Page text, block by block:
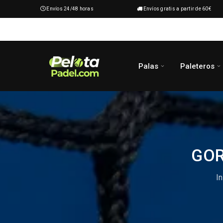
Envíos 24/48 horas Envíos gratis a partir de 60€
Palas Paleteros